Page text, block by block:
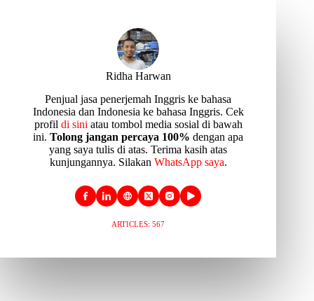
Ridha Harwan
Penjual jasa penerjemah Inggris ke bahasa
Indonesia dan Indonesia ke bahasa Inggris. Cek
profil di sini atau tombol media sosial di bawah
ini.Tolong jangan percaya 100% dengan apa
yang saya tulis di atas. Terima kasih atas
kunjungannya. Silakan WhatsApp saya.
ARTICLES: 567